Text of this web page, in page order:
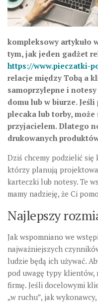
kompleksowy artykuło
tym, jak jeden gadżet
https://www.pieczatki-
relacje między Tobą a
samoprzylepne i
domu lub w biurze.
plecaka lub torby,
przyjacielem. Dlatego
drukowanych
Dziś chcemy podzielić
którzy planują
karteczki lub notesy. Te
mamy nadzieję, że Ci
Najlepszy
Jak wspomniano we
najważniejszych
ludzie będą ich używać.
pod uwagę typy klientów,
firmę. Jeśli docelowymi
„w ruchu”, jak